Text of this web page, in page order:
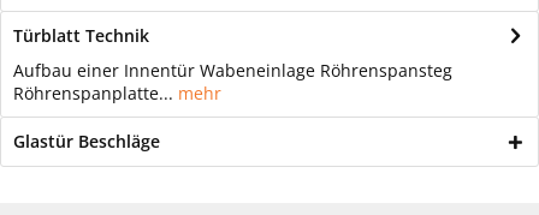
Türblatt Technik
Aufbau einer Innentür Wabeneinlage Röhrenspansteg
Röhrenspanplatte... mehr
Glastür Beschläge